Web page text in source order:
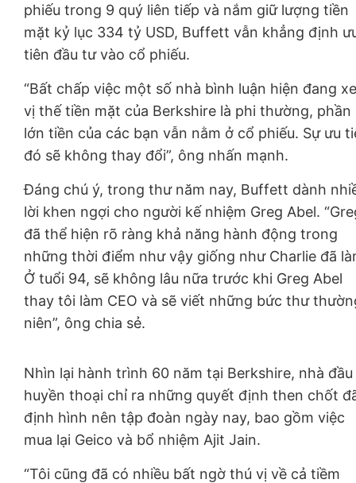
phiếu trong 9 quý liên tiếp và nắm giữ lượng tiền
mặt kỷ lục 334 tỷ USD, Buffett vẫn khẳng định
tiên đầu tư vào cổ phiếu.
“Bất chấp việc một số nhà bình luận hiện đang
vị thế tiền mặt của Berkshire là phi thường, phần
lớn tiền của các bạn vẫn nằm ở cổ phiếu. Sự ưu
đó sẽ không thay đổi”, ông nhấn mạnh.
Đáng chú ý, trong thư năm nay, Buffett dành
lời khen ngợi cho người kế nhiệm Greg Abel.
đã thể hiện rõ ràng khả năng hành động trong
những thời điểm như vậy giống như Charlie đã
Ở tuổi 94, sẽ không lâu nữa trước khi Greg Abel
thay tôi làm CEO và sẽ viết những bức thư
niên”, ông chia sẻ.
Nhìn lại hành trình 60 năm tại Berkshire, nhà
huyền thoại chỉ ra những quyết định then chốt
định hình nên tập đoàn ngày nay, bao gồm việc
mua lại Geico và bổ nhiệm Ajit Jain.
“Tôi cũng đã có nhiều bất ngờ thú vị về cả tiềm